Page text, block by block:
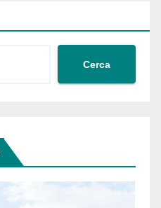
Cerca